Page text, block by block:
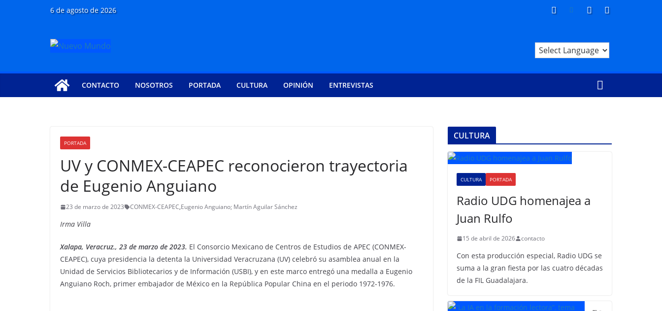
6 de agosto de 2026
CONTACTO NOSOTROS PORTADA CULTURA OPINIÓN ENTREVISTAS
PORTADA
UV y CONMEX-CEAPEC reconocieron trayectoria
de Eugenio Anguiano
23 de marzo de 2023 CONMEX-CEAPEC,Eugenio Anguiano; Martín Aguilar Sánchez
Irma Villa
Xalapa, Veracruz., 23 de marzo de 2023. El Consorcio Mexicano de Centros de Estudios de APEC (CONMEX-
CEAPEC), cuya presidencia la detenta la Universidad Veracruzana (UV) celebró su asamblea anual en la
Unidad de Servicios Bibliotecarios y de Información (USBI), y en este marco entregó una medalla a Eugenio
Anguiano Roch, primer embajador de México en la República Popular China en el periodo 1972-1976.
CULTURA
CULTURA PORTADA
Radio UDG homenajea a
Juan Rulfo
15 de abril de 2026 contacto
Con esta producción especial, Radio UDG se
suma a la gran fiesta por las cuatro décadas
de la FIL Guadalajara.